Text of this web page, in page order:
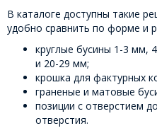
В каталоге доступны такие
удобно сравнить по форме и
круглые бусины 1-3 мм,
и 20-29 мм;
крошка для фактурных
граненые и матовые
позиции с отверстием
отверстия.